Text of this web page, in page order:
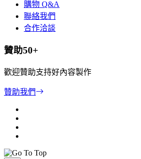
購物 Q&A
聯絡我們
合作洽談
贊助50+
歡迎贊助支持好內容製作
贊助我們